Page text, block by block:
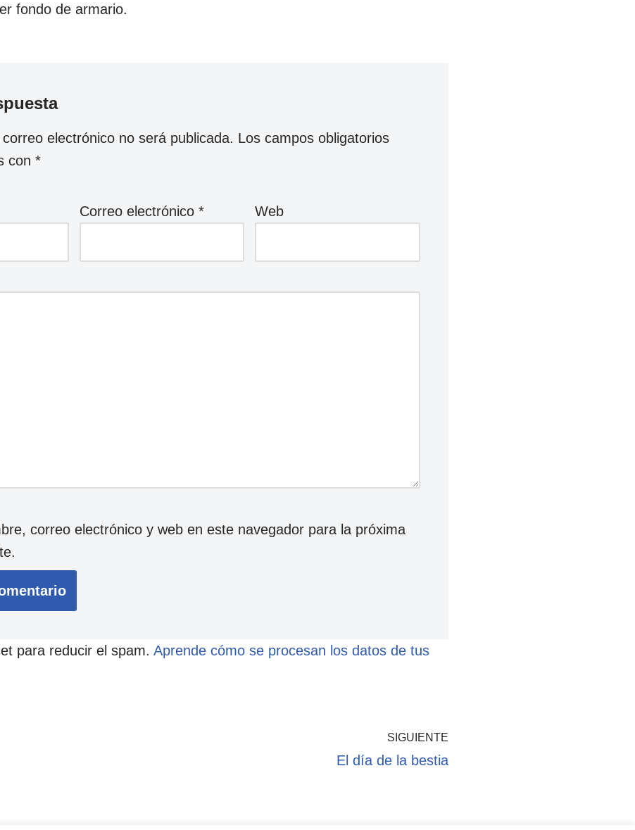
fondo de armario.
electrónico no será publicada. Los campos obligatorios
con*
Correo electrónico * Web
correo electrónico y web en este navegador para la próxima
para reducir el spam.Aprende cómo se procesan los datos de tus
SIGUIENTE
El día de la bestia